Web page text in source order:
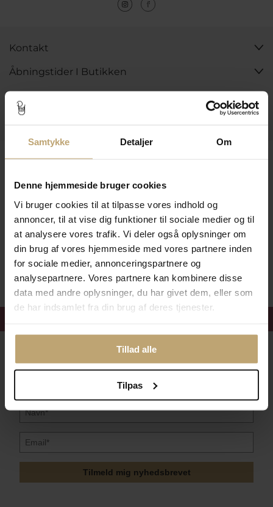
Samtykke Detaljer Om
Denne hjemmeside bruger cookies
Vi bruger cookies til at tilpasse vores indhold og
annoncer, til at vise dig funktioner til sociale medier og til
at analysere vores trafik. Vi deler også oplysninger om
din brug af vores hjemmeside med vores partnere inden
for sociale medier, annonceringspartnere og
analysepartnere. Vores partnere kan kombinere disse
data med andre oplysninger, du har givet dem, eller som
de har indsamlet fra din brug af deres tjenester.
Tillad alle
Tilpas
Kontakt
Åbningstider I Butikken
Information
Praktiske Sider
Betalingsmuligheder
Sikker Og Tryg E-Handel
Følg med i vores nyhedsbrev
Læs mere her
Tilmeld mig nyhedsbrevet